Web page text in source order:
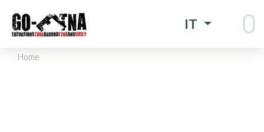
IT
Home